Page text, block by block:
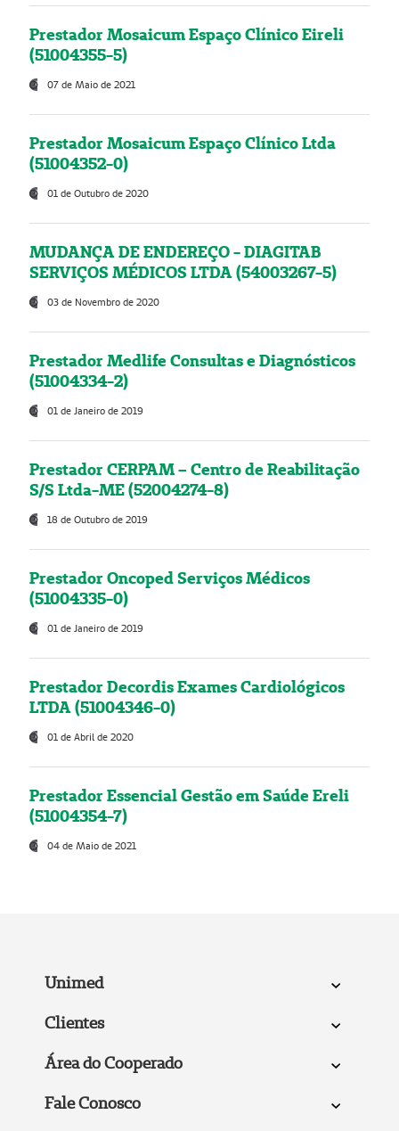
Prestador Mosaicum Espaço Clínico Eireli
(51004355-5)
07 de Maio de 2021
Prestador Mosaicum Espaço Clínico Ltda
(51004352-0)
01 de Outubro de 2020
MUDANÇA DE ENDEREÇO - DIAGITAB
SERVIÇOS MÉDICOS LTDA (54003267-5)
03 de Novembro de 2020
Prestador Medlife Consultas e Diagnósticos
(51004334-2)
01 de Janeiro de 2019
Prestador CERPAM – Centro de Reabilitação
S/S Ltda-ME (52004274-8)
18 de Outubro de 2019
Prestador Oncoped Serviços Médicos
(51004335-0)
01 de Janeiro de 2019
Prestador Decordis Exames Cardiológicos
LTDA (51004346-0)
01 de Abril de 2020
Prestador Essencial Gestão em Saúde Ereli
(51004354-7)
04 de Maio de 2021
Unimed
Clientes
Área do Cooperado
Fale Conosco